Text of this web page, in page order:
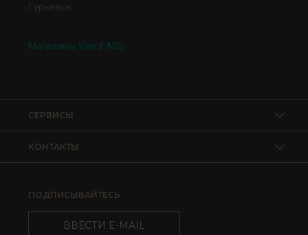
Гурьевск
Магазины VomFASS
КОНТАКТЫ
СЕРВИСЫ
ПОДПИСЫВАЙТЕСЬ
ВВЕСТИ E-MAIL